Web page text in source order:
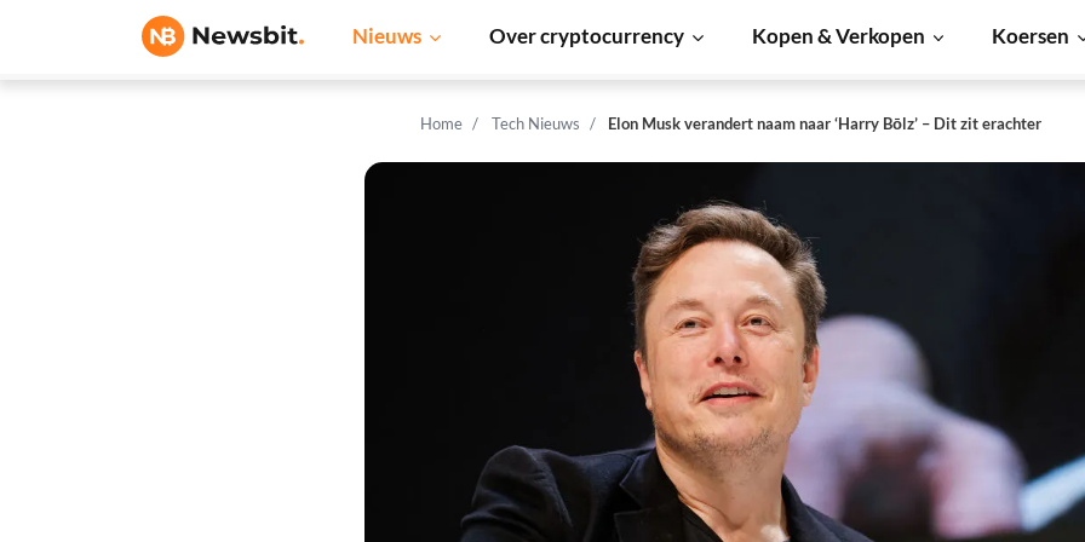
Nieuws Over cryptocurrency Kopen & Verkopen Koersen
Home Tech Nieuws Elon Musk verandert naam naar ‘Harry Bōlz’ – Dit zit erachter